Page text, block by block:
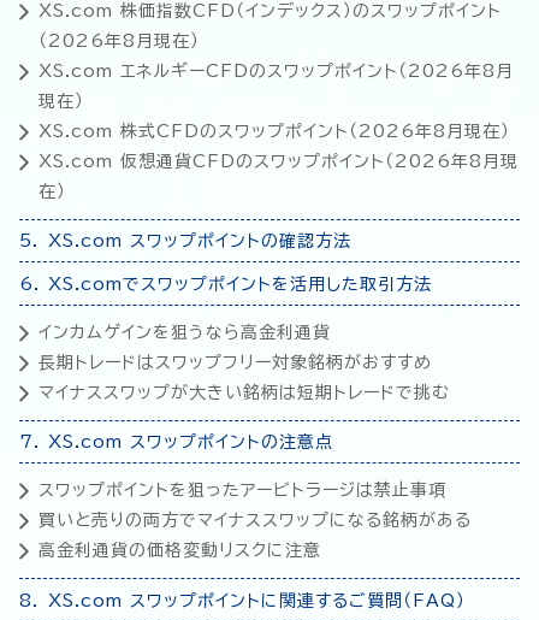
XS.com 株価指数CFD（インデックス）のスワップポイント
（ 2026年8月 現在）
XS.com エネルギーCFDのスワップポイント（ 2026年8月
現在）
XS.com 株式CFDのスワップポイント（ 2026年8月 現在）
XS.com 仮想通貨CFDのスワップポイント（ 2026年8月 現
在）
XS.com スワップポイントの確認方法
XS.comでスワップポイントを活用した取引方法
インカムゲインを狙うなら高金利通貨
長期トレードはスワップフリー対象銘柄がおすすめ
マイナススワップが大きい銘柄は短期トレードで挑む
XS.com スワップポイントの注意点
スワップポイントを狙ったアービトラージは禁止事項
買いと売りの両方でマイナススワップになる銘柄がある
高金利通貨の価格変動リスクに注意
XS.com スワップポイントに関連するご質問（FAQ）